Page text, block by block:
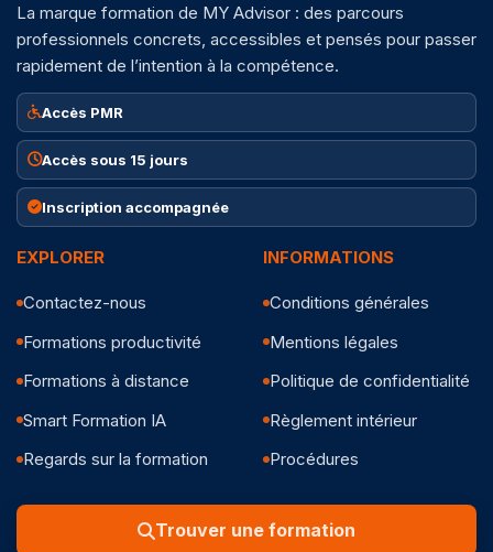
La marque formation de MY Advisor : des parcours
professionnels concrets, accessibles et pensés pour passer
rapidement de l’intention à la compétence.
Accès PMR
Accès sous 15 jours
Inscription accompagnée
EXPLORER
Contactez-nous
Formations productivité
Formations à distance
Smart Formation IA
Regards sur la formation
INFORMATIONS
Conditions générales
Mentions légales
Politique de confidentialité
Règlement intérieur
Procédures
Trouver une formation